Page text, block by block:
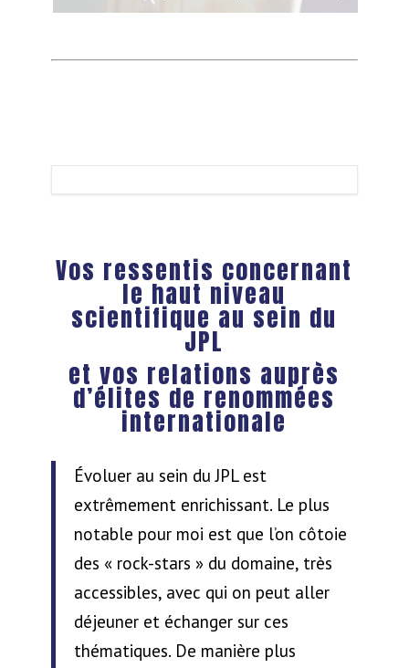
Vos ressentis concernant
le haut niveau
scientifique au sein du
JPL
et vos relations auprès
d’élites de renommées
internationale
Évoluer au sein du JPL est
extrêmement enrichissant. Le plus
notable pour moi est que l’on côtoie
des « rock-stars » du domaine, très
accessibles, avec qui on peut aller
déjeuner et échanger sur ces
thématiques. De manière plus